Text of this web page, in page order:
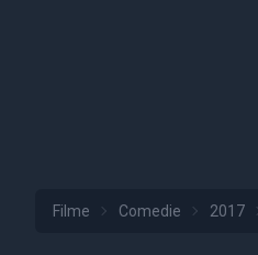
Filme Comedie 2017